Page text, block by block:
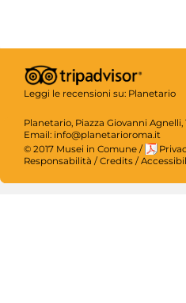
Leggi le recensioni su: Planetario
Planetario, Piazza Giovanni Agnelli,
Email: info@planetarioroma.it
© 2017 Musei in Comune /
Responsabilità / Credits /